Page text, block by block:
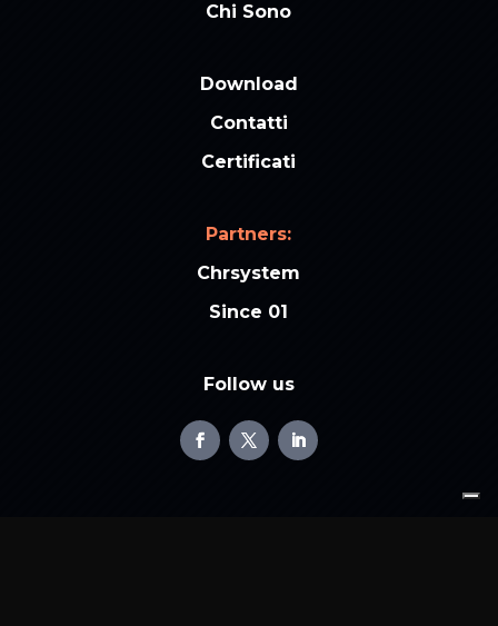
Chi Sono
Download
Contatti
Certificati
Partners:
Chrsystem
Since 01
Follow us